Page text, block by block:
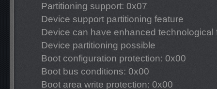
Partitioning support: 0x07
Device support partitioning feature
Device can have enhanced technological
Device partitioning possible
Boot configuration protection: 0x00
Boot bus conditions: 0x00
Boot area write protection: 0x00